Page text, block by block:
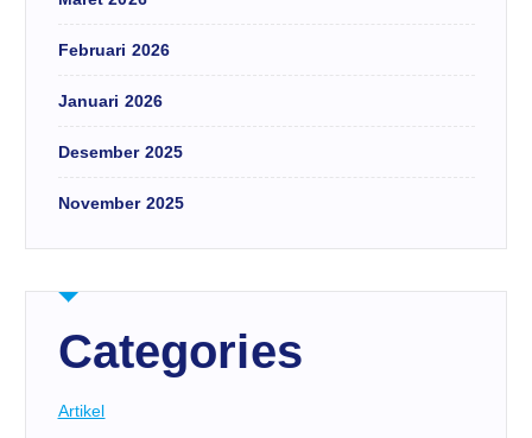
Februari 2026
Januari 2026
Desember 2025
November 2025
Categories
Artikel